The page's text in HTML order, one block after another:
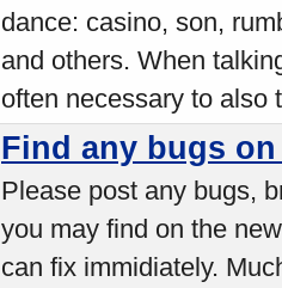
dance: casino, son,
and others. When
often necessary to also
Find any bugs
Please post any bugs,
you may find on the
can fix immidiately.